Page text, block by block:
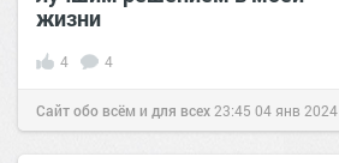
жизни
4 4
Сайт обо всём и для всех 23:45 04 янв 2024